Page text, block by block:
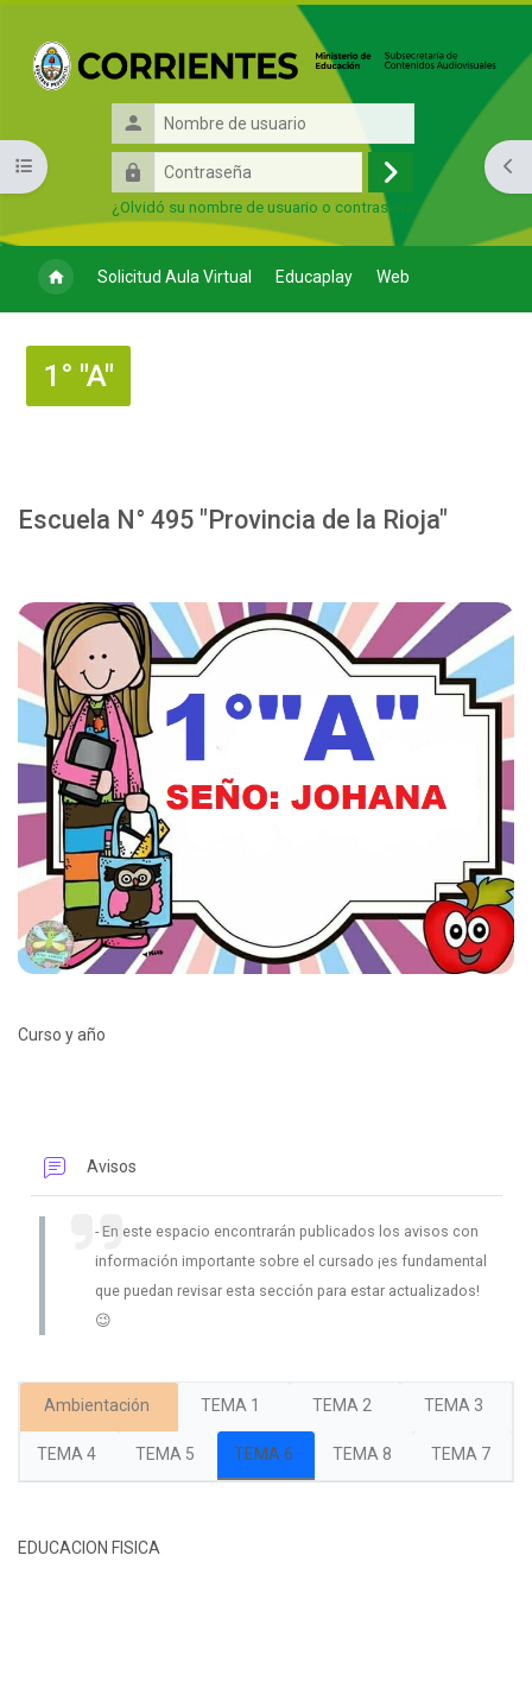
Nombre
de
usuario
Contraseña
Acceder
¿Olvidó su nombre de usuario o contraseña?
Solicitud Aula Virtual Educaplay Web
Abrir índice del curso
1° "A"
Perfilado de sección
Escuela N° 495 "Provincia de la Rioja"
Curso y año
Avisos
En este espacio encontrarán publicados los avisos con
información importante sobre el cursado ¡es fundamental
que puedan revisar esta sección para estar actualizados!
😉
Ambientación TEMA 1 TEMA 2 TEMA 3
TEMA 4 TEMA 5 TEMA 6 TEMA 8 TEMA 7
EDUCACION FISICA